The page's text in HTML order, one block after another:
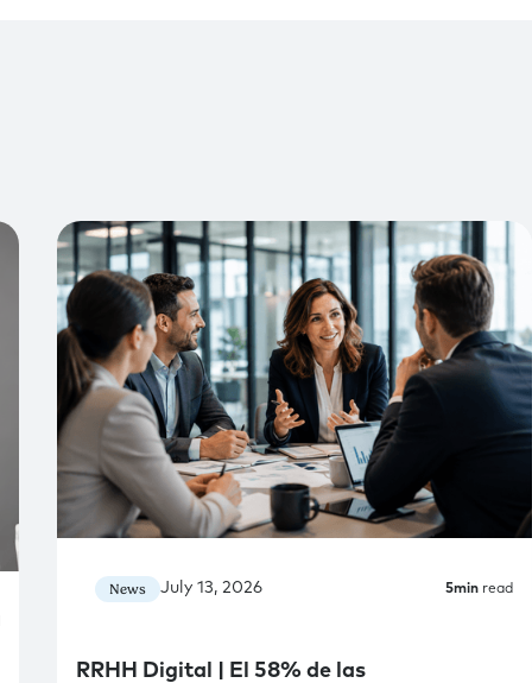
News July 13, 2026 5min read
RRHH Digital | El 58% de las